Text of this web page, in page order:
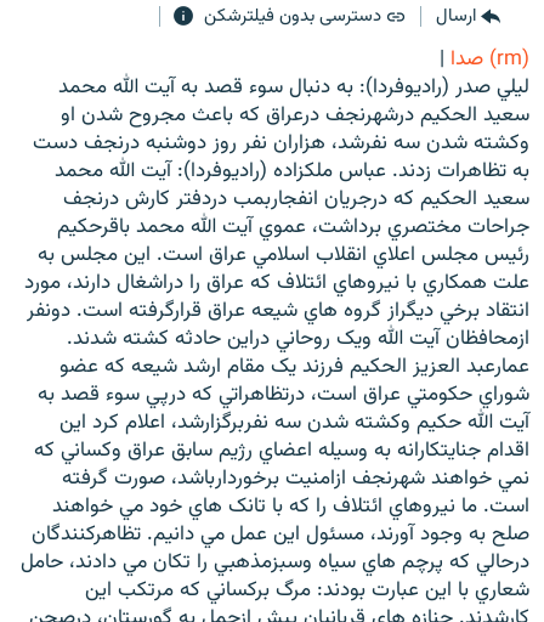
گزارش‌های تصویری
گزارش‌های ویدئویی
زنان فردا
English
به ما بپیوندید
زبان‌های دیگر
ارسال
دسترسی بدون فیلترشکن
(rm) صدا
|
ليلي صدر (راديوفردا): به دنبال سوء قصد به آيت الله محمد
سعيد الحکيم درشهرنجف درعراق که باعث مجروح شدن او
وکشته شدن سه نفرشد، هزاران نفر روز دوشنبه درنجف دست
به تظاهرات زدند. عباس ملکزاده (راديوفردا): آيت الله محمد
سعيد الحکيم که درجريان انفجاربمب دردفتر کارش درنجف
جراحات مختصري برداشت، عموي آيت الله محمد باقرحکيم
رئيس مجلس اعلاي انقلاب اسلامي عراق است. اين مجلس به
علت همکاري با نيروهاي ائتلاف که عراق را دراشغال دارند، مورد
انتقاد برخي ديگراز گروه هاي شيعه عراق قرارگرفته است. دونفر
ازمحافظان آيت الله ويک روحاني دراين حادثه کشته شدند.
عمارعبد العزيز الحکيم فرزند يک مقام ارشد شيعه که عضو
شوراي حکومتي عراق است، درتظاهراتي که درپي سوء قصد به
آيت الله حکيم وکشته شدن سه نفربرگزارشد، اعلام کرد اين
اقدام جنايتکارانه به وسيله اعضاي رژيم سابق عراق وکساني که
نمي خواهند شهرنجف ازامنيت برخوردارباشد، صورت گرفته
است. ما نيروهاي ائتلاف را که با تانک هاي خود مي خواهند
صلح به وجود آورند، مسئول اين عمل مي دانيم. تظاهرکنندگان
درحالي که پرچم هاي سياه وسبزمذهبي را تکان مي دادند، حامل
شعاري با اين عبارت بودند: مرگ برکساني که مرتکب اين